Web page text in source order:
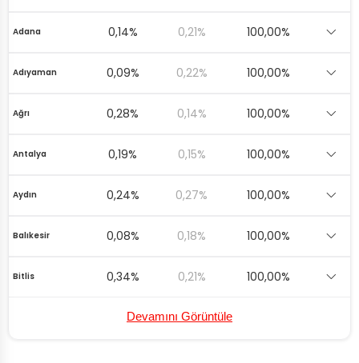
Adana 0,14% 0,21% 100,00%
Adıyaman 0,09% 0,22% 100,00%
Ağrı 0,28% 0,14% 100,00%
Antalya 0,19% 0,15% 100,00%
Aydın 0,24% 0,27% 100,00%
Balıkesir 0,08% 0,18% 100,00%
Bitlis 0,34% 0,21% 100,00%
Devamını Görüntüle